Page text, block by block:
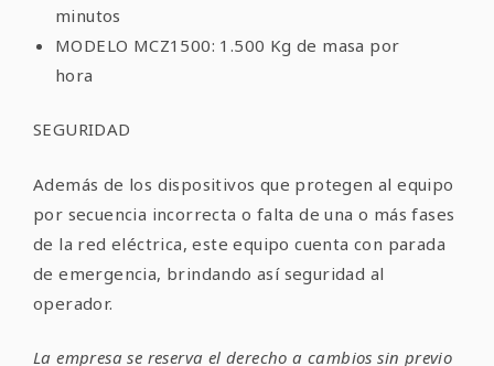
minutos
MODELO MCZ1500: 1.500 Kg de masa por
hora
SEGURIDAD
Además de los dispositivos que protegen al equipo
por secuencia incorrecta o falta de una o más fases
de la red eléctrica, este equipo cuenta con parada
de emergencia, brindando así seguridad al
operador.
La empresa se reserva el derecho a cambios sin previo